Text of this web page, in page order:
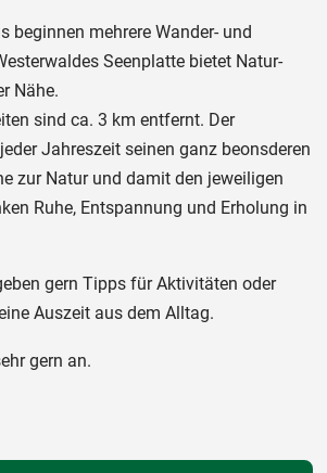
beginnen mehrere Wander- und
Seenplatte bietet Natur-
Nähe.
sind ca. 3 km entfernt. Der
Jahreszeit seinen ganz beonsderen
zur Natur und damit den jeweiligen
Ruhe, Entspannung und Erholung in
gern Tipps für Aktivitäten oder
Auszeit aus dem Alltag.
gern an.